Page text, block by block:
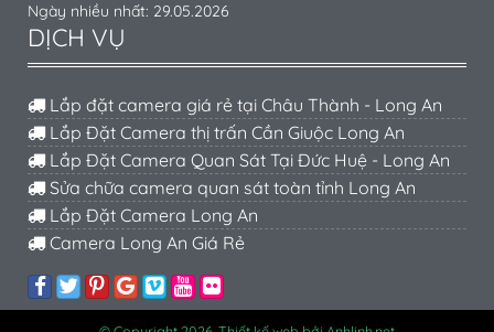
Ngày nhiều nhất: 29.05.2026
DỊCH VỤ
Lắp đặt camera giá rẻ tại Châu Thành - Long An
Lắp Đặt Camera thị trấn Cần Giuộc Long An
Lắp Đặt Camera Quan Sát Tại Đức Huệ - Long An
Sửa chữa camera quan sát toàn tỉnh Long An
Lắp Đặt Camera Long An
Camera Long An Giá Rẻ